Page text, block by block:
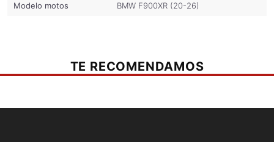
Modelo motos BMW F900XR (20-26)
TE RECOMENDAMOS